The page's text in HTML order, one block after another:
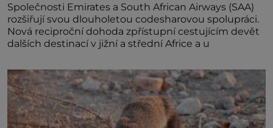
Společnosti Emirates a South African Airways (SAA)
rozšiřují svou dlouholetou codesharovou spolupráci.
Nová reciproční dohoda zpřístupní cestujícím devět
dalších destinací v jižní a střední Africe a u